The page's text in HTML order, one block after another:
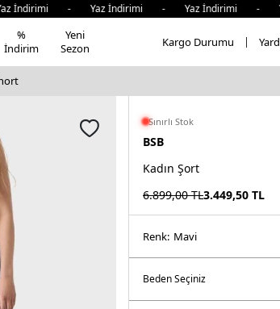
- Yaz İndirimi - Yaz İndirimi -
%
İndirim
Yeni
Sezon
Kargo Durumu
Sınırlı Stok
BSB
Kadın Şort
6.899,00TL3.449,50 TL
Renk: mavi̇